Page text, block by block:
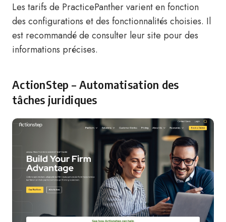
Les tarifs de PracticePanther varient en fonction
des configurations et des fonctionnalités choisies. Il
est recommandé de consulter leur site pour des
informations précises.
ActionStep – Automatisation des
tâches juridiques